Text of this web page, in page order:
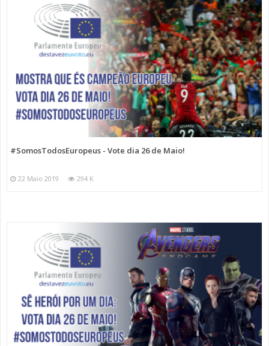
#SomosTodosEuropeus - Vote dia 26 de Maio!
22 Maio 2019 294 K